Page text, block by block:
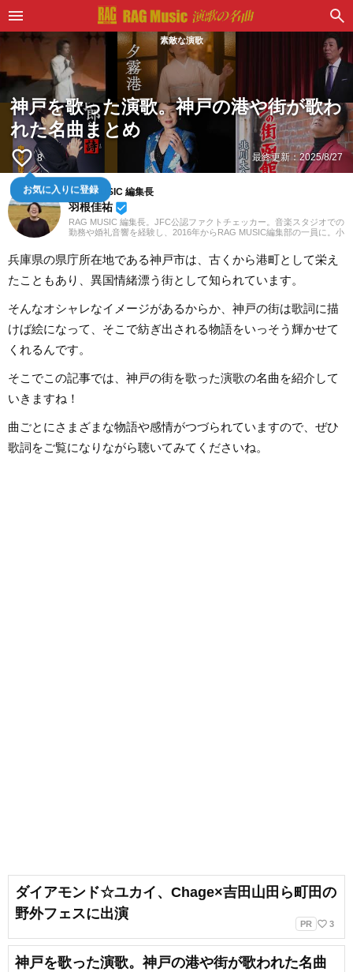
素敵な演歌
神戸を歌った演歌。神戸の港や街が歌わ
れた名曲まとめ
favorite_border 8
お気に入りに登録
最終更新：2025/8/27
RAG MUSIC 編集長
羽根佳祐 beenhere
RAG MUSIC 編集長。JFC公認ファクトチェッカー。音楽スタジオでの
勤務や婚礼音響を経験し、2016年からRAG MUSIC編集部の一員に。小
バンドでドラムと、さまざまな楽器を経験。各種楽曲紹介記事をはじ
め、各地の音楽フェスの紹介記事やライブレポートなど、自身の音楽
活動やこれまでの業務で培った経験を元に日々記事を制作していま
す。音楽は国内外のロックはもちろん、最近ではJ-POPも広く好んで
兵庫県の県庁所在地である神戸市は、古くから港町として栄え
たこともあり、異国情緒漂う街として知られています。
そんなオシャレなイメージがあるからか、神戸の街は歌詞に描
けば絵になって、そこで紡ぎ出される物語をいっそう輝かせて
くれるんです。
そこでこの記事では、神戸の街を歌った演歌の名曲を紹介して
いきますね！
曲ごとにさまざまな物語や感情がつづられていますので、ぜひ
歌詞をご覧になりながら聴いてみてくださいね。
ダイアモンド☆ユカイ、Chage×吉田山田ら町田の
野外フェスに出演
PR favorite_border 3
神戸を歌った演歌。神戸の港や街が歌われた名曲